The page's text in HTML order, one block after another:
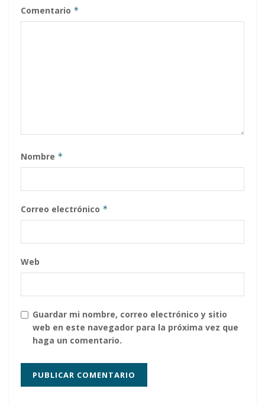
Comentario *
Nombre *
Correo electrónico *
Web
Guardar mi nombre, correo electrónico y sitio
web en este navegador para la próxima vez que
haga un comentario.